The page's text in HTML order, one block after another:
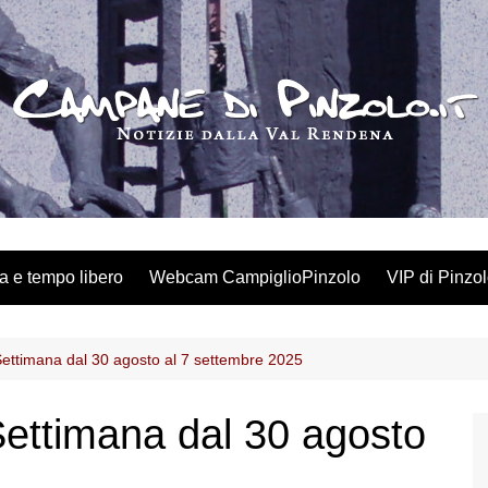
e tempo libero Webcam CampiglioPinzolo VIP di
dal 30 agosto al 7 settembre 2025
dal 30 agosto